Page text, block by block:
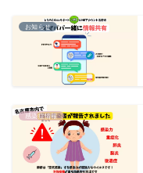
お知らせ
感染症情報